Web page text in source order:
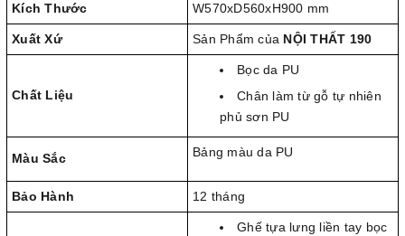
Kích Thước W570xD560xH900 mm
Xuất Xứ Sản Phẩm của NỘI THẤT 190
Chất Liệu
Bọc da PU
Chân làm từ gỗ tự nhiên
phủ sơn PU
Màu Sắc Bảng màu da PU
Bảo Hành 12 tháng
Ghế tựa lưng liền tay bọc